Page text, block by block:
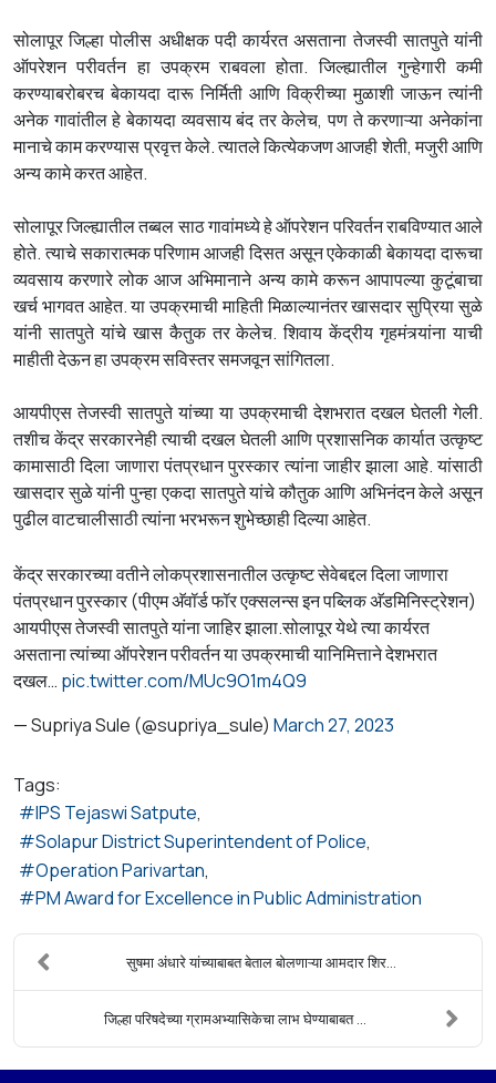
सोलापूर जिल्हा पोलीस अधीक्षक पदी कार्यरत असताना तेजस्वी सातपुते यांनी
ऑपरेशन परीवर्तन हा उपक्रम राबवला होता. जिल्ह्यातील गुन्हेगारी कमी
करण्याबरोबरच बेकायदा दारू निर्मिती आणि विक्रीच्या मुळाशी जाऊन त्यांनी
अनेक गावांतील हे बेकायदा व्यवसाय बंद तर केलेच, पण ते करणाऱ्या अनेकांना
मानाचे काम करण्यास प्रवृत्त केले. त्यातले कित्येकजण आजही शेती, मजुरी आणि
अन्य कामे करत आहेत.
सोलापूर जिल्ह्यातील तब्बल साठ गावांमध्ये हे ऑपरेशन परिवर्तन राबविण्यात आले
होते. त्याचे सकारात्मक परिणाम आजही दिसत असून एकेकाळी बेकायदा दारूचा
व्यवसाय करणारे लोक आज अभिमानाने अन्य कामे करून आपापल्या कुटूंबाचा
खर्च भागवत आहेत. या उपक्रमाची माहिती मिळाल्यानंतर खासदार सुप्रिया सुळे
यांनी सातपुते यांचे खास कैतुक तर केलेच. शिवाय केंद्रीय गृहमंत्र्यांना याची
माहीती देऊन हा उपक्रम सविस्तर समजवून सांगितला.
आयपीएस तेजस्वी सातपुते यांच्या या उपक्रमाची देशभरात दखल घेतली गेली.
तशीच केंद्र सरकारनेही त्याची दखल घेतली आणि प्रशासनिक कार्यात उत्कृष्ट
कामासाठी दिला जाणारा पंतप्रधान पुरस्कार त्यांना जाहीर झाला आहे. यांसाठी
खासदार सुळे यांनी पुन्हा एकदा सातपुते यांचे कौतुक आणि अभिनंदन केले असून
पुढील वाटचालीसाठी त्यांना भरभरून शुभेच्छाही दिल्या आहेत.
केंद्र सरकारच्या वतीने लोकप्रशासनातील उत्कृष्ट सेवेबद्दल दिला जाणारा
पंतप्रधान पुरस्कार (पीएम अ‍ॅवॉर्ड फॉर एक्सलन्स इन पब्लिक अ‍ॅडमिनिस्ट्रेशन)
आयपीएस तेजस्वी सातपुते यांना जाहिर झाला.सोलापूर येथे त्या कार्यरत
असताना त्यांच्या ऑपरेशन परीवर्तन या उपक्रमाची यानिमित्ताने देशभरात
दखल… pic.twitter.com/MUc9O1m4Q9
— Supriya Sule (@supriya_sule) March 27, 2023
Tags:
IPS Tejaswi Satpute
Solapur District Superintendent of Police
Operation Parivartan
PM Award for Excellence in Public Administration
सुषमा अंधारे यांच्याबाबत बेताल बोलणाऱ्या आमदार शिर...
जिल्हा परिषदेच्या ग्रामअभ्यासिकेचा लाभ घेण्याबाबत ...